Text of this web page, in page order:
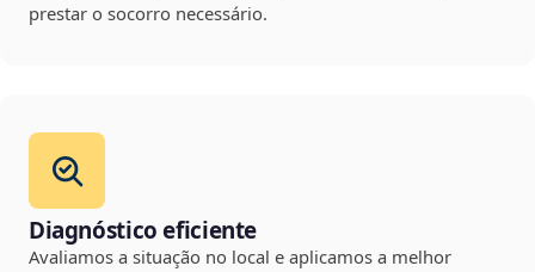
prestar o socorro necessário.
Diagnóstico eficiente
Avaliamos a situação no local e aplicamos a melhor